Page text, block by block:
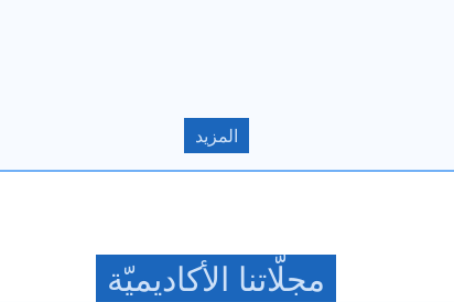
المزيد
مجلّاتنا الأكاديميّة